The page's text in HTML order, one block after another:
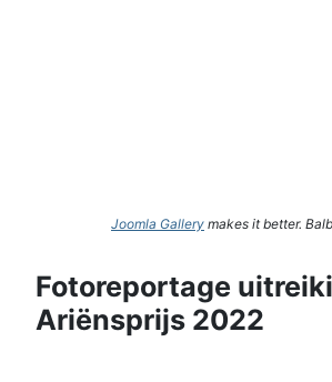
Joomla Gallery makes it better.
Fotoreportage
Ariënsprijs 2022